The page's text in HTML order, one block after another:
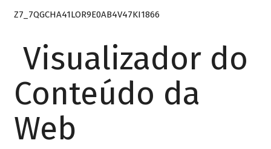
Z7_7QGCHA41LOR9E0AB4V47KI1866
Visualizador do
Conteúdo da
Web